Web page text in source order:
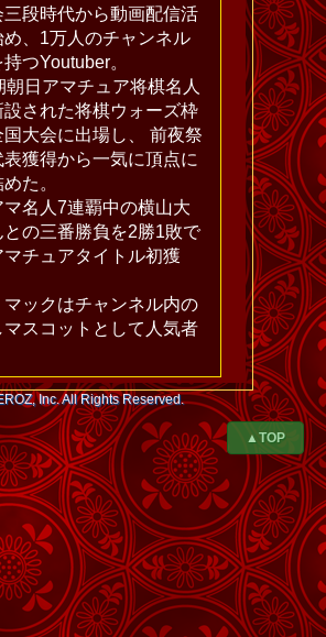
三段時代から動画配信活
め、1万人のチャンネル
つYoutuber。
朝日アマチュア将棋名人
設された将棋ウォーズ枠
国大会に出場し、 前夜祭
表獲得から一気に頂点に
めた。
マ名人7連覇中の横山大
との三番勝負を2勝1敗で
マチュアタイトル初獲
マックはチャンネル内の
マスコットとして人気者
Inc. All Rights Reserved.
▲TOP